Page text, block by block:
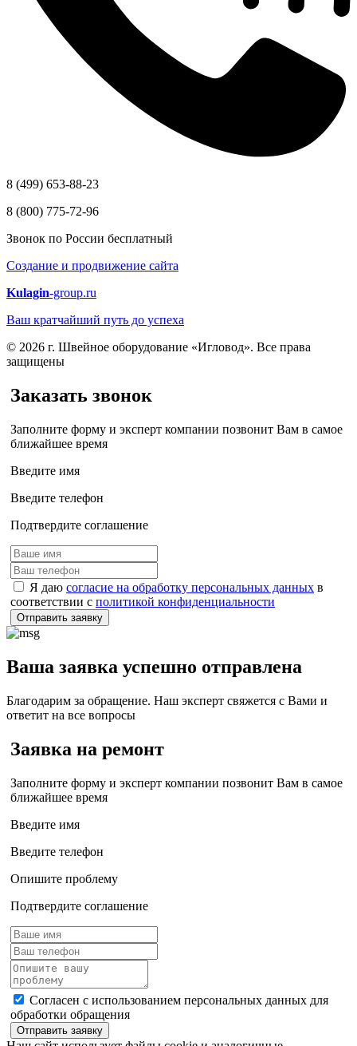
8 (499) 653-88-23
8 (800) 775-72-96
Звонок по России бесплатный
Создание и продвижение сайта
Kulagin-group.ru
Ваш кратчайший путь до успеха
© 2026 г. Швейное оборудование «Игловод». Все права
защищены
Заказать звонок
Заполните форму и эксперт компании позвонит Вам в самое
ближайшее время
Введите имя
Введите телефон
Подтвердите соглашение
Я даю согласие на обработку персональных данных в
соответствии с политикой конфиденциальности
Отправить заявку
Ваша заявка успешно отправлена
Благодарим за обращение. Наш эксперт свяжется с Вами и
ответит на все вопросы
Заявка на ремонт
Заполните форму и эксперт компании позвонит Вам в самое
ближайшее время
Введите имя
Введите телефон
Опишите проблему
Подтвердите соглашение
Согласен с использованием персональных данных для
обработки обращения
Отправить заявку